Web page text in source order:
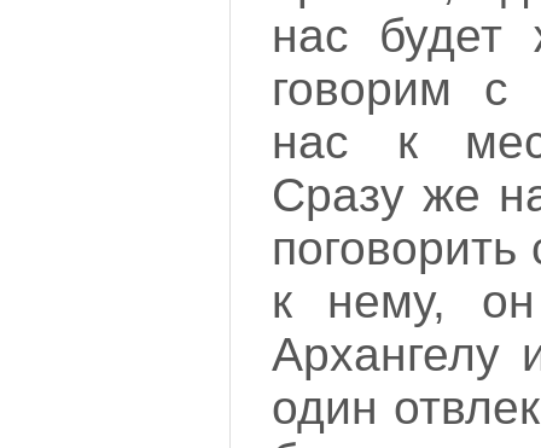
нас будет
говорим с
нас к
Сразу же
к нему,
Архангелу
один